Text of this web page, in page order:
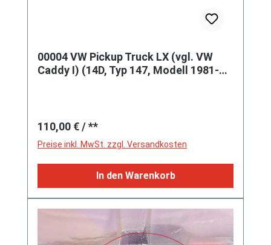
00004 VW Pickup Truck LX (vgl. VW
Caddy I) (14D, Typ 147, Modell 1981-
EUROBUILT
Regulärer Preis:
110,00 €/ **
Preise inkl. MwSt. zzgl. Versandkosten
In den Warenkorb